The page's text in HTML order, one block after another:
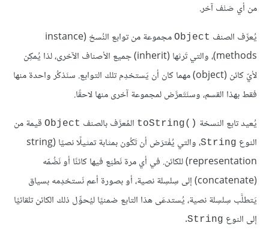
من أي صَنْف آخر.
يُعرِّف الصنف Object
مجموعة من توابع النُسخ (instance
methods)، والتي تَرثها (inherit) جميع الأصناف الآخرى، لذا يُمكِن
لأيّ كائن (object) مهما كان أن يَستخدِم تلك التوابع. سنَذكُر واحدة منها
فقط بهذا القسم، وسنَتَعرَّض لمجموعة آخرى منها لاحقًا.
يُعيد تابع النسخة toString()‎ المُعرَّف بالصنف Object قيمة من
النوع String
، والتي يُفْترَض أن تَكُون بمثابة تمثيلًا نصيًا (string
representation) للكائن. في أي مرة نَطبَع فيها كائنًا أو نَضُمّه
(concatenate) إلى سِلسِلة نصية، أو بصورة أعم نَستخدِمه بسياق
يَتطلَّب سِلسِلة نصية، يُستدعَى هذا التابع ضمنيًا ليُحوِّل ذلك الكائن تلقائيًا
إلى النوع String
.